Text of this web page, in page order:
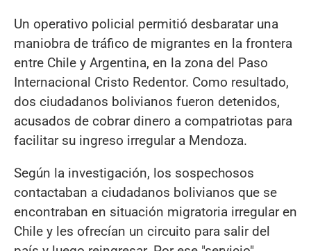
Un operativo policial permitió desbaratar una
maniobra de tráfico de migrantes en la frontera
entre Chile y Argentina, en la zona del Paso
Internacional Cristo Redentor. Como resultado,
dos ciudadanos bolivianos fueron detenidos,
acusados de cobrar dinero a compatriotas para
facilitar su ingreso irregular a Mendoza.
Según la investigación, los sospechosos
contactaban a ciudadanos bolivianos que se
encontraban en situación migratoria irregular en
Chile y les ofrecían un circuito para salir del